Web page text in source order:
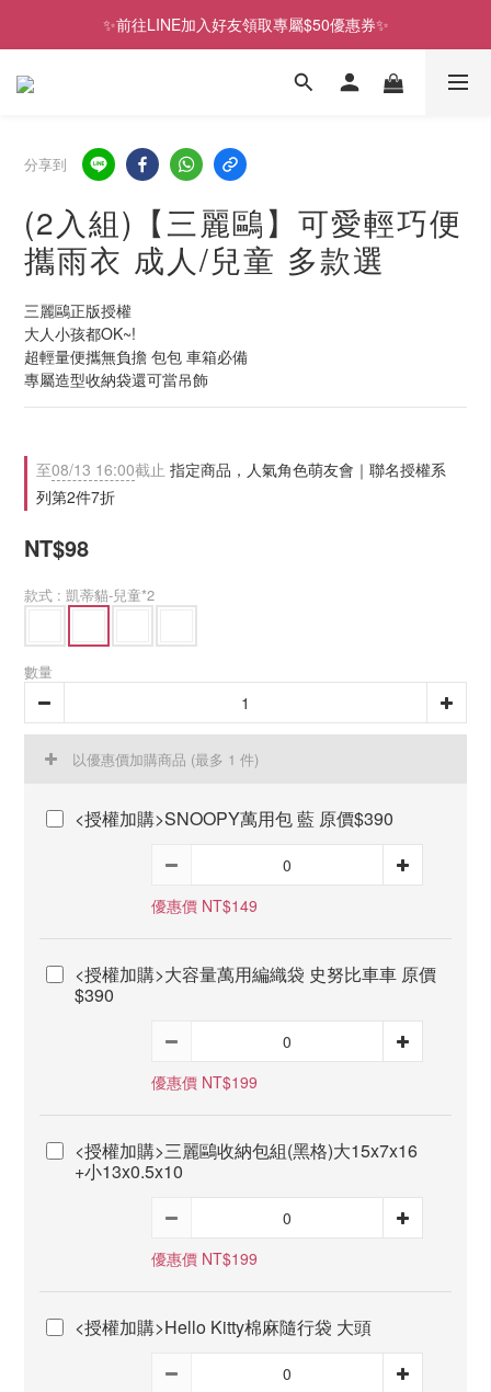
✨前往LINE加入好友領取專屬$50優惠券✨
✨前往LINE加入好友領取專屬$50優惠券✨
2026史努比、三麗鷗聯名款．新品上市
分享到
(2入組)【三麗鷗】可愛輕巧便
攜雨衣 成人/兒童 多款選
三麗鷗正版授權
大人小孩都OK~!
超輕量便攜無負擔 包包 車箱必備
專屬造型收納袋還可當吊飾
至08/13 16:00截止 指定商品，人氣角色萌友會｜聯名授權系
列第2件7折
NT$98
款式 : 凱蒂貓-兒童*2
數量
以優惠價加購商品 (最多 1 件)
<授權加購>SNOOPY萬用包 藍 原價$390
優惠價 NT$149
<授權加購>大容量萬用編織袋 史努比車車 原價
$390
優惠價 NT$199
<授權加購>三麗鷗收納包組(黑格)大15x7x16
+小13x0.5x10
優惠價 NT$199
<授權加購>Hello Kitty棉麻隨行袋 大頭